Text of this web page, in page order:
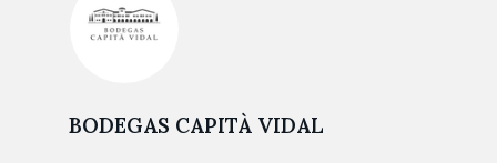
BODEGAS CAPITÀ VIDAL